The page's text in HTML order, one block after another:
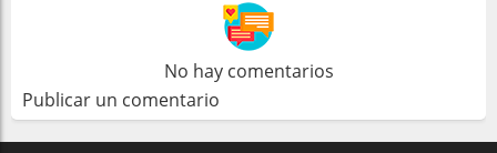
No hay comentarios
Publicar un comentario